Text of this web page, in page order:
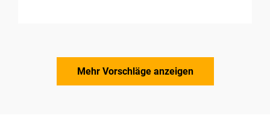
Mehr Vorschläge anzeigen